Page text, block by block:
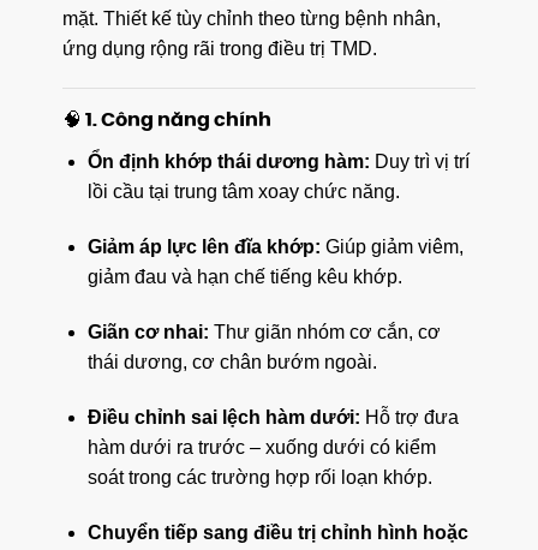
mặt. Thiết kế tùy chỉnh theo từng bệnh nhân,
ứng dụng rộng rãi trong điều trị TMD.
🧠 1. Công năng chính
Ổn định khớp thái dương hàm: Duy trì vị trí
lồi cầu tại trung tâm xoay chức năng.
Giảm áp lực lên đĩa khớp: Giúp giảm viêm,
giảm đau và hạn chế tiếng kêu khớp.
Giãn cơ nhai: Thư giãn nhóm cơ cắn, cơ
thái dương, cơ chân bướm ngoài.
Điều chỉnh sai lệch hàm dưới: Hỗ trợ đưa
hàm dưới ra trước – xuống dưới có kiểm
soát trong các trường hợp rối loạn khớp.
Chuyển tiếp sang điều trị chỉnh hình hoặc